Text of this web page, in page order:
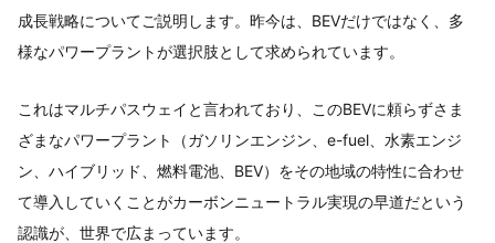
成長戦略についてご説明します。昨今は、BEVだけではなく、多
様なパワープラントが選択肢として求められています。
これはマルチパスウェイと言われており、このBEVに頼らずさま
ざまなパワープラント（ガソリンエンジン、e-fuel、水素エンジ
ン、ハイブリッド、燃料電池、BEV）をその地域の特性に合わせ
て導入していくことがカーボンニュートラル実現の早道だという
認識が、世界で広まっています。